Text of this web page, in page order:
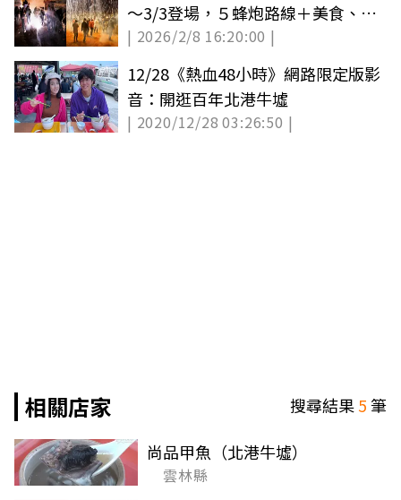
～3/3登場，５蜂炮路線＋美食、景
點攻略
| 2026/2/8 16:20:00 |
12/28《熱血48小時》網路限定版影
音：開逛百年北港牛墟
| 2020/12/28 03:26:50 |
相關店家 搜尋結果5筆
尚品甲魚（北港牛墟）
雲林縣